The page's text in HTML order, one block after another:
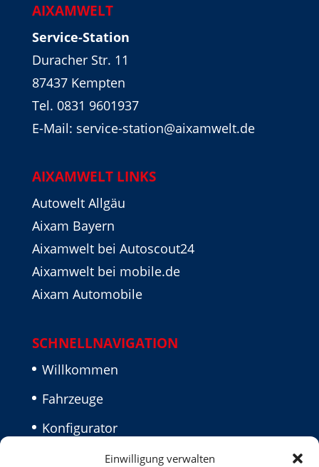
Einwilligung verwalten
AIXAMWELT
Service-Station
Duracher Str. 11
87437 Kempten
Tel. 0831 9601937
E-Mail: service-station@aixamwelt.de
AIXAMWELT LINKS
Autowelt Allgäu
Aixam Bayern
Aixamwelt bei Autoscout24
Aixamwelt bei mobile.de
Aixam Automobile
SCHNELLNAVIGATION
Willkommen
Fahrzeuge
Konfigurator